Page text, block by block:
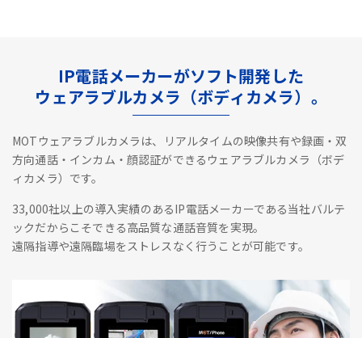
IP電話メーカーがソフト開発した
ウェアラブルカメラ（ボディカメラ）。
MOTウェアラブルカメラは、リアルタイムの映像共有や録画・双
方向通話・インカム・顔認証ができるウェアラブルカメラ（ボデ
ィカメラ）です。
33,000社以上の導入実績のあるIP電話メーカーである当社バルテ
ックだからこそできる高品質な通話音質を実現。
遠隔指導や遠隔臨場をストレスなく行うことが可能です。